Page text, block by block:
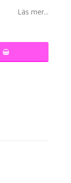
Läs mer...